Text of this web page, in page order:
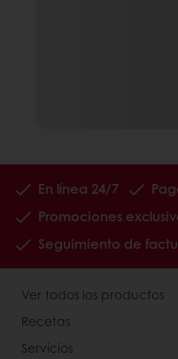
En línea 24/7
Promociones
Seguimiento de
Ver todos los productos
Recetas
Servicios